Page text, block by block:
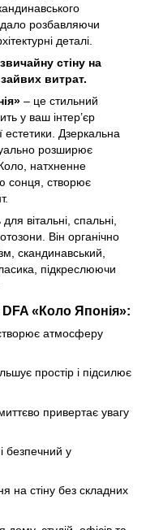
розбавляючи
деталі.
стіну на
витрат.
– це стильний
у ваш інтер’єр
естетики. Дзеркальна
розширює
натхненне
сонця, створює
вітальні, спальні,
Він органічно
скандинавський,
підкреслюючи
«Коло Японія»:
атмосферу
простір і підсилює
привертає увагу
безпечний у
на стіну без складних